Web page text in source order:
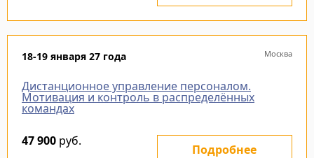
18-19 января 27 года Москва
Дистанционное управление персоналом.
Мотивация и контроль в распределённых
командах
47 900 руб.
Подробнее